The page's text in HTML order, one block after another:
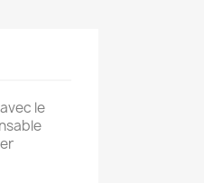
avec le